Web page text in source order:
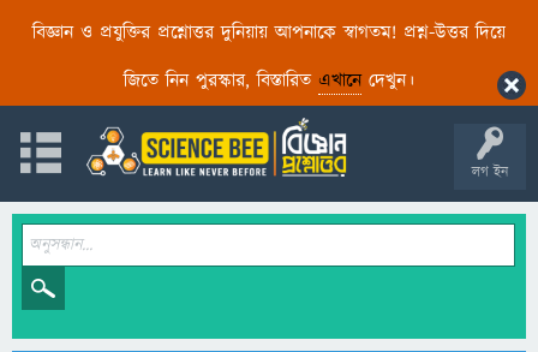
বিজ্ঞান ও প্রযুক্তির প্রশ্নোত্তর দুনিয়ায় আপনাকে স্বাগতম! প্রশ্ন-উত্তর দিয়ে
জিতে নিন পুরস্কার, বিস্তারিত এখানেদেখুন।
লগ ইন